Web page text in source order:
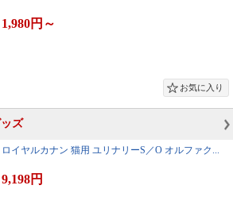
1,980円 ～
ズ
ロイヤルカナン 猫用 ユリナリーS／O オルファク...
9,198円